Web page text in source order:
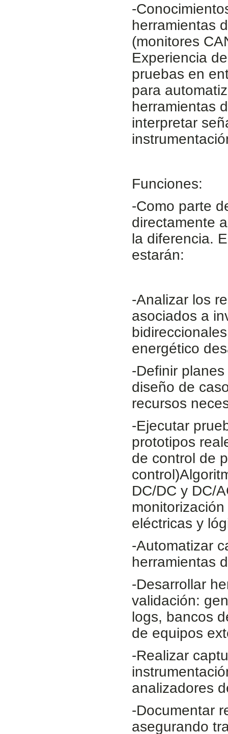
-
herramientas
(monitores
Experiencia
pruebas en
para
herramientas
interpretar
Funciones:
-Como parte
directamente
la diferencia.
estarán:
-Analizar los
asociados a
energético
-Definir
diseño de
recursos
-Ejecutar
prototipos
de control de
DC/DC y DC/
eléctricas y
-Automatizar
herramientas
-Desarrollar
validación:
logs, bancos
de equipos
-Realizar
analizadores
-Documentar
asegurando